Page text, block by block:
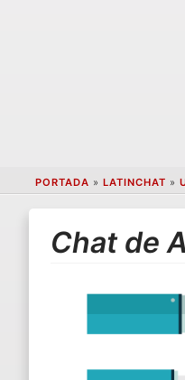
PORTADA » LATINCHAT »
Chat de